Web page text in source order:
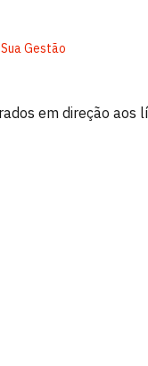
Gestão
em direção aos